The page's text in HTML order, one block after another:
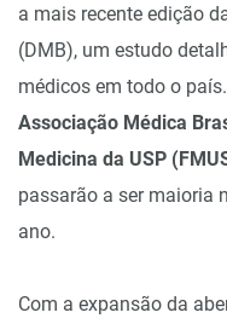
a mais recente edição
(DMB), um estudo
médicos em todo o
Associação Médica
Medicina da USP
passarão a ser maioria
ano.
Com a expansão da